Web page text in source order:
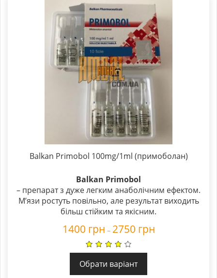
Balkan Primobol 100mg/1ml (примоболан)
Balkan Primobol
– препарат з дуже легким анаболічним ефектом.
М’язи ростуть повільно, але результат виходить
більш стійким та якісним.
1400 грн – 2750 грн
Обрати варіант